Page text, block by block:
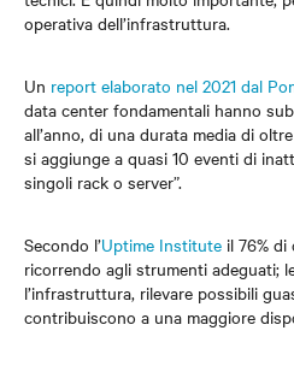
operativa dell’infrastruttura.
Un report elaborato nel 2021 dal
data center fondamentali hanno
all’anno, di una durata media di
si aggiunge a quasi 10 eventi di
singoli rack o server”.
Secondo l’Uptime Institute il 76%
ricorrendo agli strumenti adeguati;
l’infrastruttura, rilevare possibili
contribuiscono a una maggiore